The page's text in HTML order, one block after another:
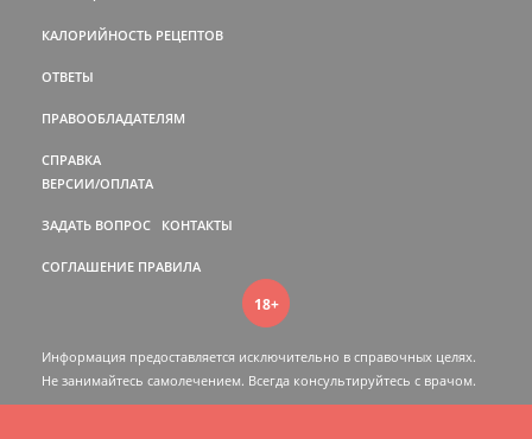
КАЛОРИЙНОСТЬ РЕЦЕПТОВ
ОТВЕТЫ
ПРАВООБЛАДАТЕЛЯМ
СПРАВКА
ВЕРСИИ/ОПЛАТА
ЗАДАТЬ ВОПРОС КОНТАКТЫ
СОГЛАШЕНИЕ ПРАВИЛА
18+
Информация предоставляется исключительно в справочных целях.
Не занимайтесь самолечением. Всегда консультируйтесь c врачом.